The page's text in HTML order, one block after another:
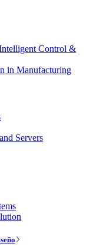
Control &
in Manufacturing
Servers